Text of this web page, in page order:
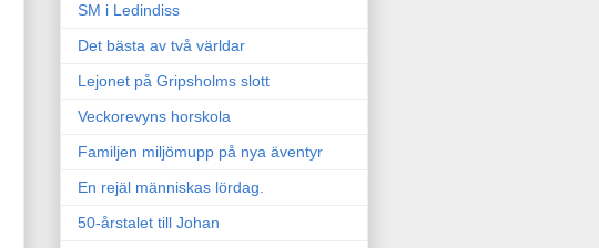
SM i Ledindiss
Det bästa av två världar
Lejonet på Gripsholms slott
Veckorevyns horskola
Familjen miljömupp på nya äventyr
En rejäl människas lördag.
50-årstalet till Johan